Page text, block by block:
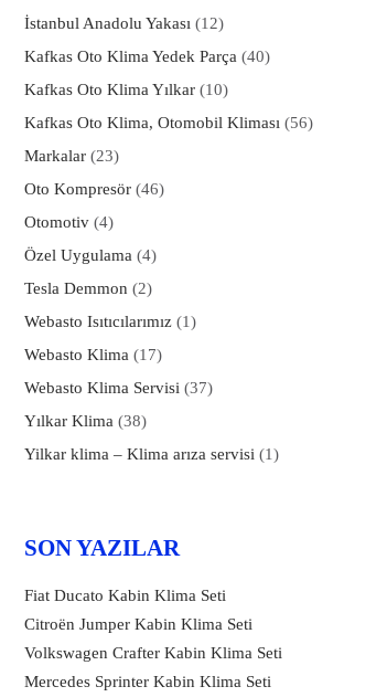
İstanbul Anadolu Yakası (12)
Kafkas Oto Klima Yedek Parça (40)
Kafkas Oto Klima Yılkar (10)
Kafkas Oto Klima, Otomobil Kliması (56)
Markalar (23)
Oto Kompresör (46)
Otomotiv (4)
Özel Uygulama (4)
Tesla Demmon (2)
Webasto Isıtıcılarımız (1)
Webasto Klima (17)
Webasto Klima Servisi (37)
Yılkar Klima (38)
Yilkar klima – Klima arıza servisi (1)
SON YAZILAR
Fiat Ducato Kabin Klima Seti
Citroën Jumper Kabin Klima Seti
Volkswagen Crafter Kabin Klima Seti
Mercedes Sprinter Kabin Klima Seti